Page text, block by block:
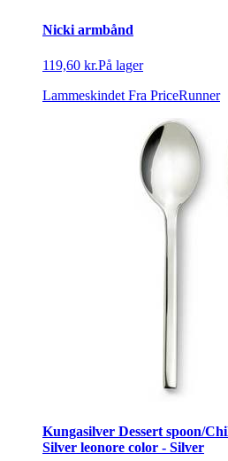
Nicki armbånd
119,60 kr.På lager
Lammeskindet Fra PriceRunner
Kungasilver Dessert spoon/
Silver leonore color - Silver